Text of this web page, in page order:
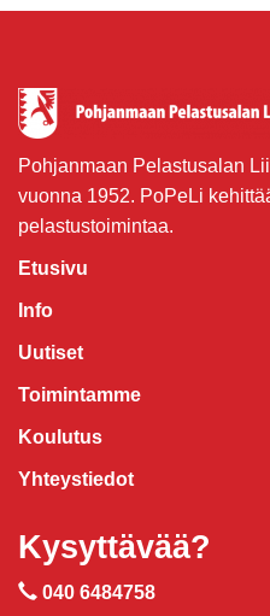
Pohjanmaan Pelastusalan
vuonna 1952. PoPeLi
pelastustoimintaa.
Etusivu
Info
Uutiset
Toimintamme
Koulutus
Yhteystiedot
Kysyttävää?
040 6484758